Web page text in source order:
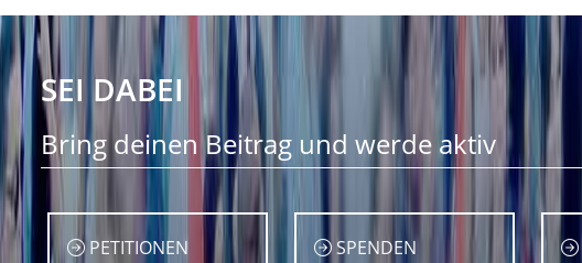
SEI DABEI
Bring deinen Beitrag und werde aktiv
PETITIONEN SPENDEN